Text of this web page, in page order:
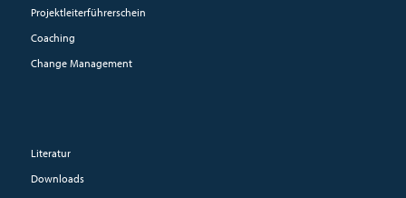
Projektleiterführerschein
Coaching
Change Management
Literatur
Downloads